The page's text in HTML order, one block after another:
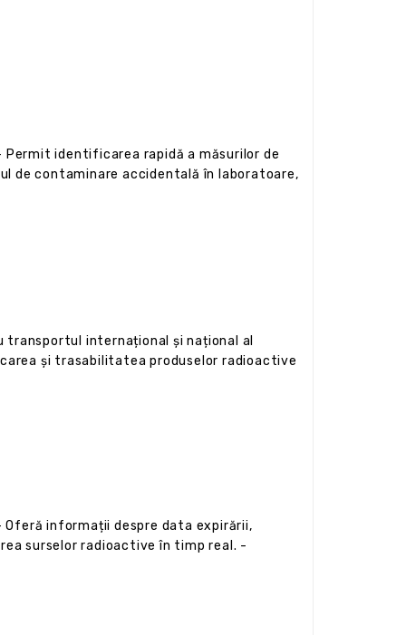
identificarea rapidă a măsurilor de
de contaminare accidentală în laboratoare,
transportul internațional și național al
și trasabilitatea produselor radioactive
informații despre data expirării,
surselor radioactive în timp real. -